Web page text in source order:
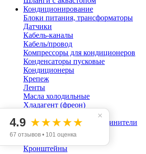
Кондиционирование
Блоки питания, трансформаторы
Датчики
Кабель-каналы
Кабель/провод
Компрессоры для кондиционеров
Конденсаторы пусковые
Кондиционеры
Крепеж
Ленты
Масла холодильные
Хладагент (фреон)
Труба медная и изоляция
Гайки, переходники, соединители
Двигатели
Вентиляторы (турбины)
Кронштейны
×
4.9 ★★★★★
67 отзывов • 101 оценка